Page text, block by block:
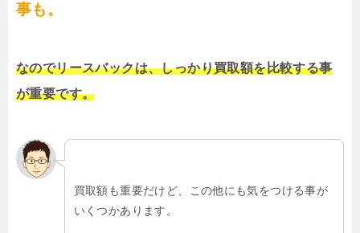
事も。
なのでリースバックは、しっかり買取額を比較する事
が重要です。
買取額も重要だけど、この他にも気をつける事が
いくつかあります。